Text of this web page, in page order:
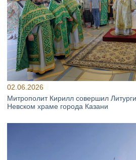
02.06.2026
Митрополит Кирилл совершил
Невском храме города Казани